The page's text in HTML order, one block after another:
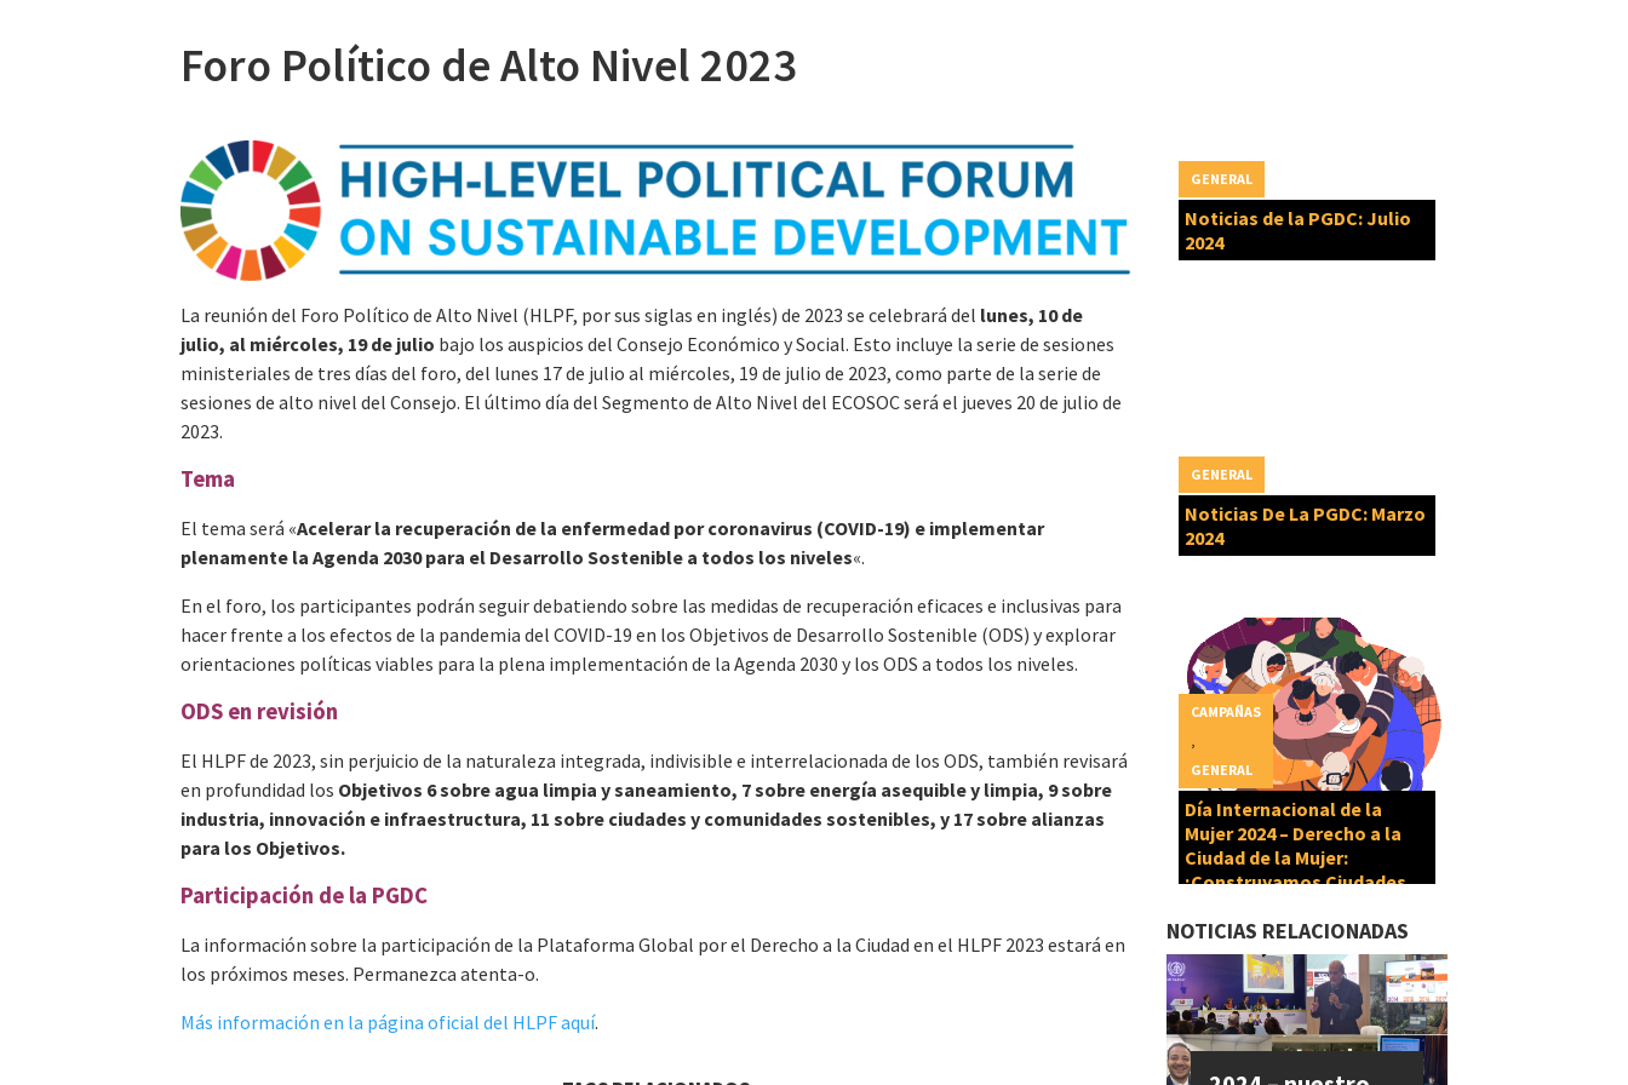
Foro Político de Alto Nivel 2023
La reunión del Foro Político de Alto Nivel (HLPF, por sus siglas en inglés) de 2023 se celebrará del lunes, 10 de
julio, al miércoles, 19 de julio bajo los auspicios del Consejo Económico y Social. Esto incluye la serie de sesiones
ministeriales de tres días del foro, del lunes 17 de julio al miércoles, 19 de julio de 2023, como parte de la serie de
sesiones de alto nivel del Consejo. El último día del Segmento de Alto Nivel del ECOSOC será el jueves 20 de julio de
2023.
Tema
El tema será «Acelerar la recuperación de la enfermedad por coronavirus (COVID-19) e implementar
plenamente la Agenda 2030 para el Desarrollo Sostenible a todos los niveles«.
En el foro, los participantes podrán seguir debatiendo sobre las medidas de recuperación eficaces e inclusivas para
hacer frente a los efectos de la pandemia del COVID-19 en los Objetivos de Desarrollo Sostenible (ODS) y explorar
orientaciones políticas viables para la plena implementación de la Agenda 2030 y los ODS a todos los niveles.
ODS en revisión
El HLPF de 2023, sin perjuicio de la naturaleza integrada, indivisible e interrelacionada de los ODS, también revisará
en profundidad los Objetivos 6 sobre agua limpia y saneamiento, 7 sobre energía asequible y limpia, 9 sobre
industria, innovación e infraestructura, 11 sobre ciudades y comunidades sostenibles, y 17 sobre alianzas
para los Objetivos.
Participación de la PGDC
La información sobre la participación de la Plataforma Global por el Derecho a la Ciudad en el HLPF 2023 estará en
los próximos meses. Permanezca atenta-o.
Más información en la página oficial del HLPF aquí.
Noticias de la PGDC: Julio
2024
GENERAL
Noticias De La PGDC: Marzo
2024
GENERAL
Día Internacional de la
Mujer 2024 – Derecho a la
Ciudad de la Mujer:
¡Construyamos Ciudades
CAMPAÑAS
GENERAL
NOTICIAS RELACIONADAS